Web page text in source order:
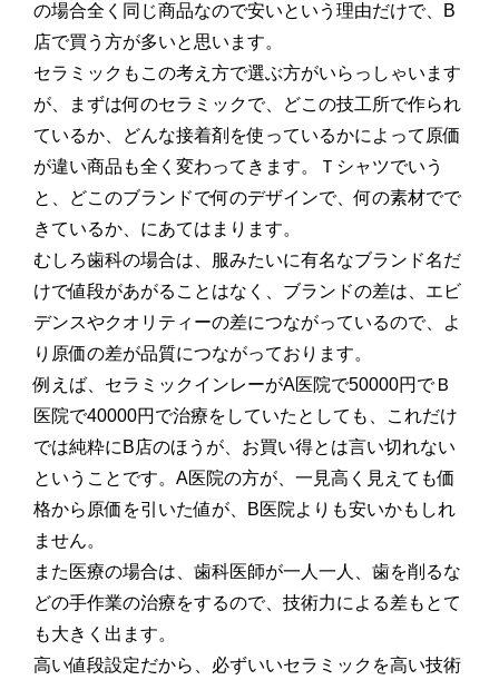
の場合全く同じ商品なので安いという理由だけで、B
店で買う方が多いと思います。
セラミックもこの考え方で選ぶ方がいらっしゃいます
が、まずは何のセラミックで、どこの技工所で作られ
ているか、どんな接着剤を使っているかによって原価
が違い商品も全く変わってきます。Ｔシャツでいう
と、どこのブランドで何のデザインで、何の素材でで
きているか、にあてはまります。
むしろ歯科の場合は、服みたいに有名なブランド名だ
けで値段があがることはなく、ブランドの差は、エビ
デンスやクオリティーの差につながっているので、よ
り原価の差が品質につながっております。
例えば、セラミックインレーがA医院で50000円でＢ
医院で40000円で治療をしていたとしても、これだけ
では純粋にB店のほうが、お買い得とは言い切れない
ということです。A医院の方が、一見高く見えても価
格から原価を引いた値が、B医院よりも安いかもしれ
ません。
また医療の場合は、歯科医師が一人一人、歯を削るな
どの手作業の治療をするので、技術力による差もとて
も大きく出ます。
高い値段設定だから、必ずいいセラミックを高い技術